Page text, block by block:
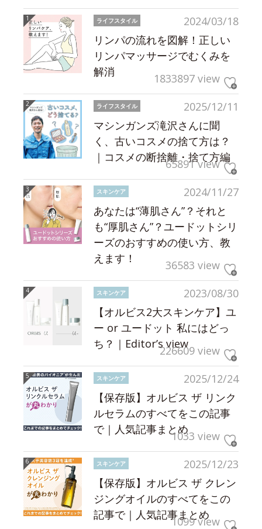
2024/03/18
ライフスタイル
リンパの流れを図解！正しい
リンパマッサージでむくみを
解消
1833897 view
2025/12/11
ライフスタイル
マシンガンズ滝沢さんに聞
く、古いコスメの捨て方は？
｜コスメの断捨離・捨て方編
65891 view
2024/11/27
スキンケア
あなたは“薄肌さん”？それと
も“厚肌さん”？ユードットシリ
ーズのおすすめの使い方、教
えます！
36583 view
2023/08/30
スキンケア
【オルビス2大スキンケア】ユ
ー or ユードット 私にはどっ
ち？｜Editor’s view226609 view
2025/12/24
スキンケア
【保存版】オルビス ザ リンク
ルセラムのすべてをこの記事
で｜人気記事まとめ1033 view
2025/12/23
スキンケア
【保存版】オルビス ザ クレン
ジングオイルのすべてをこの
記事で｜人気記事まとめ
1099 view